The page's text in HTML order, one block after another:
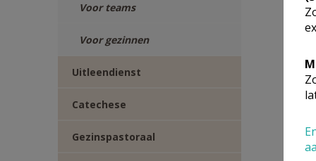
Voor teams
Voor gezinnen
Uitleendienst
Catechese
Gezinspastoraal